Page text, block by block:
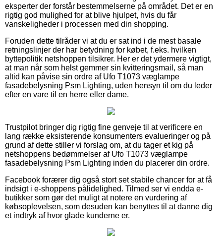
eksperter der forstår bestemmelserne på området. Det er en
rigtig god mulighed for at blive hjulpet, hvis du får
vanskeligheder i processen med din shopping.
Foruden dette tilråder vi at du er sat ind i de mest basale
retningslinjer der har betydning for købet, f.eks. hvilken
byttepolitik netshoppen tilsikrer. Her er det ydermere vigtigt,
at man når som helst gemmer sin kvitteringsmail, så man
altid kan påvise sin ordre af Ufo T1073 væglampe
fasadebelysning Psm Lighting, uden hensyn til om du leder
efter en vare til en herre eller dame.
Trustpilot bringer dig rigtig fine genveje til at verificere en
lang række eksisterende konsumenters evalueringer og på
grund af dette stiller vi forslag om, at du tager et kig på
netshoppens bedømmelser af Ufo T1073 væglampe
fasadebelysning Psm Lighting inden du placerer din ordre.
Facebook forærer dig også stort set stabile chancer for at få
indsigt i e-shoppens pålidelighed. Tilmed ser vi endda e-
butikker som gør det muligt at notere en vurdering af
købsoplevelsen, som desuden kan benyttes til at danne dig
et indtryk af hvor glade kunderne er.